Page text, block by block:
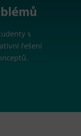
s
řešení